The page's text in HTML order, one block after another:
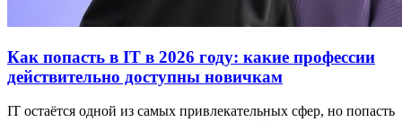
Как попасть в IT в 2026 году: какие профессии
действительно доступны новичкам
IT остаётся одной из самых привлекательных сфер, но попасть